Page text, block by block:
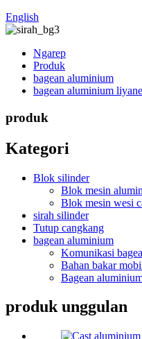
English
Ngarep
Produk
bagean aluminium
bagean aluminium liyane
produk
Kategori
Blok silinder
Blok mesin
Blok mesin wesi
sirah silinder
Tutup cangkang
bagean aluminium
Komunikasi
Bahan bakar
Bagean
produk unggulan